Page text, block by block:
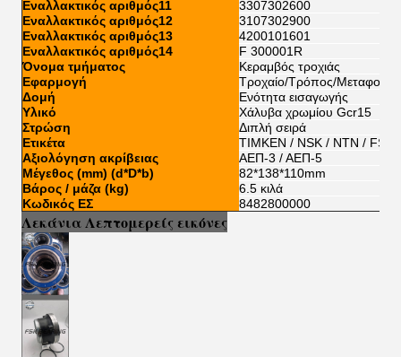
Εναλλακτικός αριθμός11
3307302600
Εναλλακτικός αριθμός12
3107302900
Εναλλακτικός αριθμός13
4200101601
Εναλλακτικός αριθμός14
F 300001R
Όνομα τμήματος
Κεραμβός τροχιάς
Εφαρμογή
Τροχαίο/Τρόπος/
Δομή
Ενότητα εισαγωγής
Υλικό
Χάλυβα χρωμίου Gcr15
Στρώση
Διπλή σειρά
Ετικέτα
TIMKEN / NSK / NTN /
Αξιολόγηση ακρίβειας
ΑΕΠ-3 / ΑΕΠ-5
Μέγεθος (mm) (d*D*b)
82*138*110mm
Βάρος / μάζα (kg)
6.5 κιλά
Κωδικός ΕΣ
8482800000
Λεκάνια Λεπτομερείς εικόνες